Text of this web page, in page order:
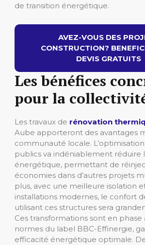
de transition énergétique.
AVEZ-VOUS DES
CONSTRUCTION?
DEVIS GRATUITS
Les bénéfices
pour la
Les travaux de rénovation
Aube apporteront des avantages
communauté locale.
publics va indéniablement réduire
énergétique, permettant de
économies dans d’autres projets
plus, avec une meilleure isolation
installations modernes, le confort
utilisant ces structures sera
Ces transformations sont en phase
normes du label BBC-Effinergie,
efficacité énergétique optimale.